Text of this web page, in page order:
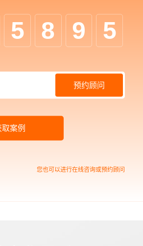
其他的
是Web
，
，能够满
网站上线后，如何做好
争力？
中企高呈：营销自动化
中企高呈：营销型网站如
中企高呈：外贸电商系
中企高呈：企业网站搭
中企高呈：网站建设对于
5 8 9 5
预约顾问
取案例
您也可以进行在线咨询或预约顾问